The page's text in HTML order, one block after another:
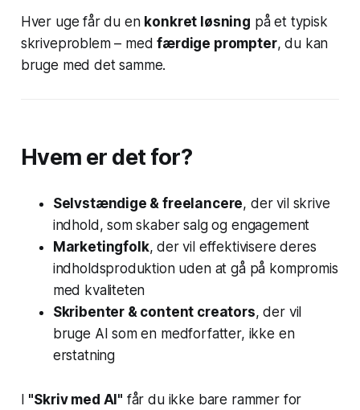
Hver uge får du en konkret løsning på et typisk
skriveproblem – medfærdige prompter, du kan
bruge med det samme.
Hvem er det for?
Selvstændige & freelancere, der vil skrive
indhold, som skaber salg og engagement
Marketingfolk, der vil effektivisere deres
indholdsproduktion uden at gå på kompromis
med kvaliteten
Skribenter & content creators, der vil
bruge AI som en medforfatter, ikke en
erstatning
I "Skriv med AI" får du ikke bare rammer for